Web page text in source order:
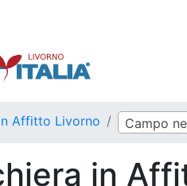
Affitto Livorno Campo
in